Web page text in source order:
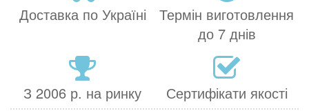
Доставка по Україні
Термін виготовлення
до 7 днів
З 2006 р. на ринку Сертифікати якості